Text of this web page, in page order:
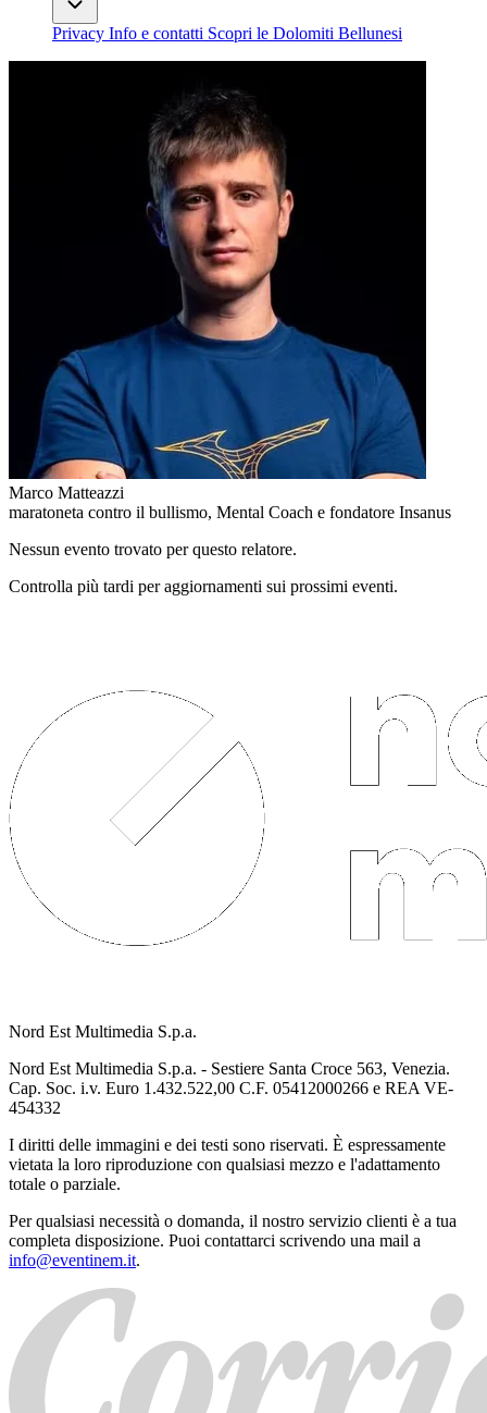
Privacy Info e contatti Scopri le Dolomiti Bellunesi
Marco Matteazzi
maratoneta contro il bullismo, Mental Coach e fondatore Insanus
Nessun evento trovato per questo relatore.
Controlla più tardi per aggiornamenti sui prossimi eventi.
Nord Est Multimedia S.p.a.
Nord Est Multimedia S.p.a. - Sestiere Santa Croce 563, Venezia.
Cap. Soc. i.v. Euro 1.432.522,00 C.F. 05412000266 e REA VE-
454332
I diritti delle immagini e dei testi sono riservati. È espressamente
vietata la loro riproduzione con qualsiasi mezzo e l'adattamento
totale o parziale.
Per qualsiasi necessità o domanda, il nostro servizio clienti è a tua
completa disposizione. Puoi contattarci scrivendo una mail a
info@eventinem.it.